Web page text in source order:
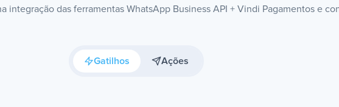
integração das ferramentas WhatsApp Business API + Vindi Pagamentos e
Gatilhos Ações